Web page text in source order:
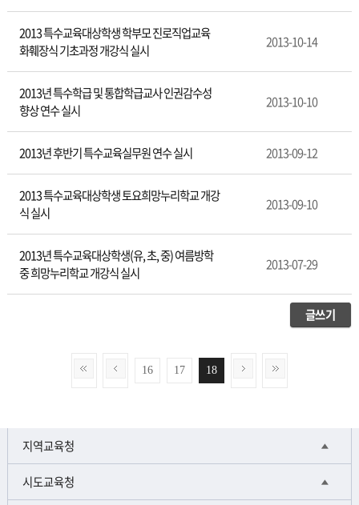
2013 특수교육대상학생 학부모 진로직업교육
화훼장식 기초과정 개강식 실시
2013-10-14
2013년 특수학급 및 통합학급교사 인권감수성
향상 연수 실시
2013-10-10
2013년 후반기 특수교육실무원 연수 실시 2013-09-12
2013 특수교육대상학생 토요희망누리학교 개강
식 실시
2013-09-10
2013년 특수교육대상학생(유, 초, 중) 여름방학
중 희망누리학교 개강식 실시
2013-07-29
글쓰기
16 17 18
지역교육청
시도교육청